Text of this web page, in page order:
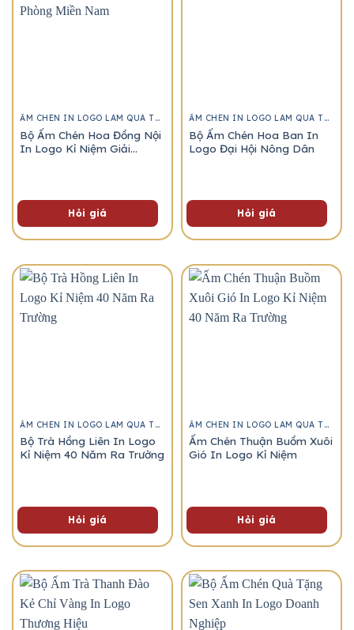
ẤM CHÉN IN LOGO LÀM QUÀ TẶNG
Bộ Ấm Chén Hoa Đồng Nội
In Logo Kỉ Niệm Giải
Hỏi giá
ẤM CHÉN IN LOGO LÀM QUÀ TẶNG
Bộ Ấm Chén Hoa Ban In
Logo Đại Hội Nông Dân
Hỏi giá
ẤM CHÉN IN LOGO LÀM QUÀ TẶNG
Bộ Trà Hồng Liên In Logo
Kỉ Niệm 40 Năm Ra Trường
Hỏi giá
ẤM CHÉN IN LOGO LÀM QUÀ TẶNG
Ấm Chén Thuận Buồm Xuôi
Gió In Logo Kỉ Niệm
Hỏi giá